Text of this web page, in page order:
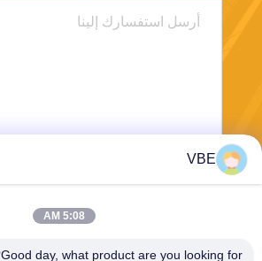
VBE
5:08 AM
Good day, what product are you looking for?